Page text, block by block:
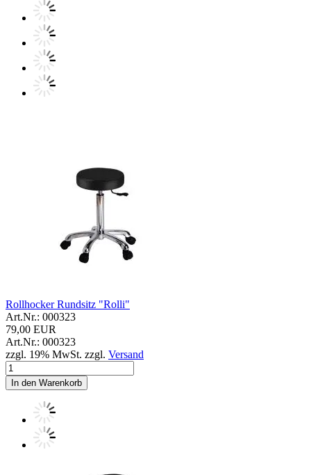
Rollhocker Rundsitz "Rolli"
Art.Nr.: 000323
79,00 EUR
Art.Nr.: 000323
zzgl. 19% MwSt. zzgl. Versand
In den Warenkorb